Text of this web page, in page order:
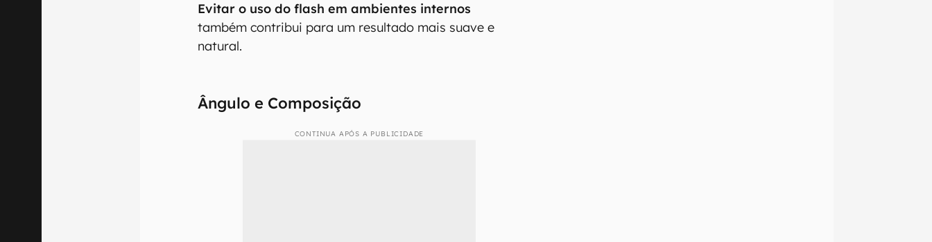
Evitar o uso do flash em ambientes internos
também contribui para um resultado mais suave e
natural.
Ângulo e Composição
CONTINUA APÓS A PUBLICIDADE